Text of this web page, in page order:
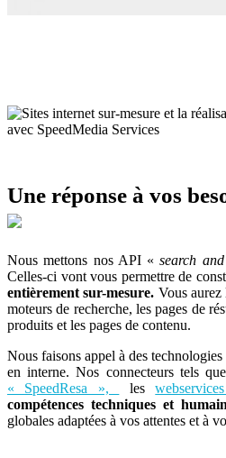
Une réponse à vos
Nous mettons nos API «search
Celles-ci vont vous permettre de
entièrement sur-mesure. Vous aurez
moteurs de recherche, les pages de
produits et les pages de contenu.
Nous faisons appel à des
en interne. Nos connecteurs tels
« SpeedResa »,
les
compétences techniques et
globales adaptées à vos attentes et à